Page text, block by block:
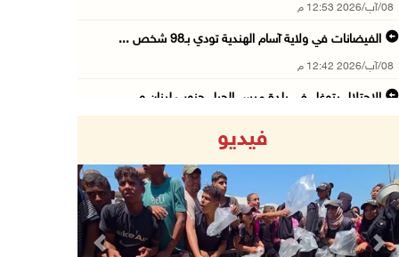
08/آب/2026 12:53 م
الفيضانات في ولاية آسام الهندية تودي بـ98 شخص ...
08/آب/2026 12:42 م
الاحتلال يتوغل في بلدة ميس الجبل جنوب لبنان و ...
08/آب/2026 12:30 م
الإعصار "دولفين" يضرب أوكيناوا باليابان والصي ...
08/آب/2026 12:08 م
فيديو
Previous Next